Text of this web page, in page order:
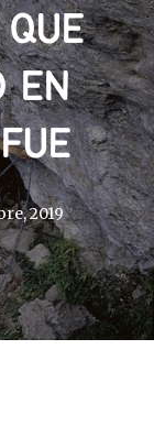
EN
2019